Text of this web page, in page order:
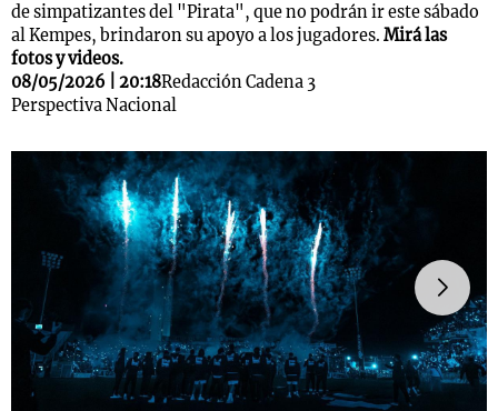
de simpatizantes del "Pirata", que no podrán ir este sábado
al Kempes, brindaron su apoyo a los jugadores. Mirá las
fotos y videos.
08/05/2026 | 20:18Redacción Cadena 3
Perspectiva Nacional
Notas
Mundial 2026
Notas
La Sole en
Cadena 3